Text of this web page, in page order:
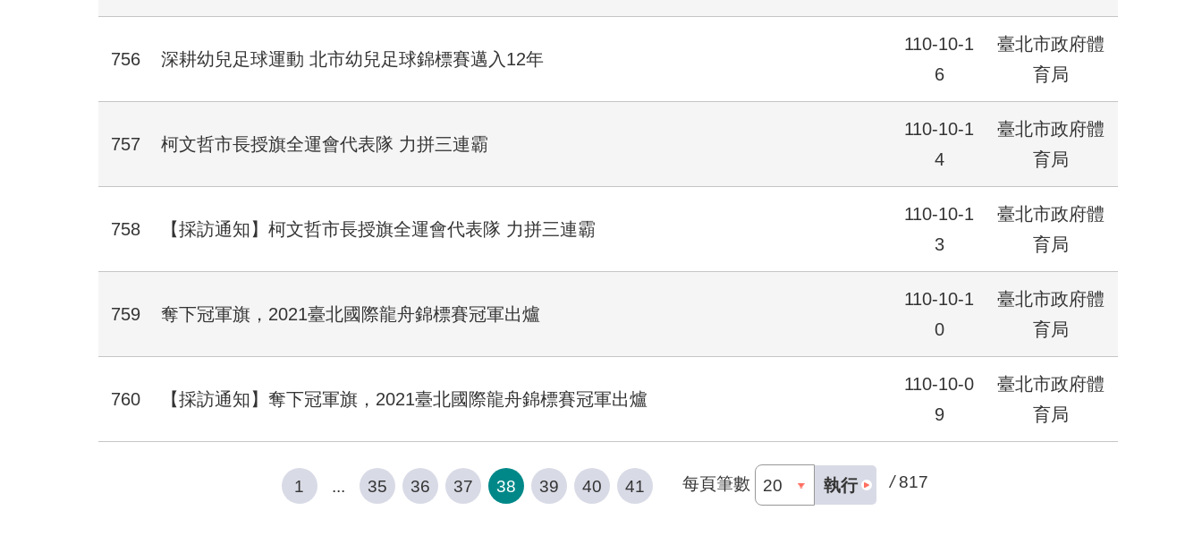
756 ​深耕幼兒足球運動 北市幼兒足球錦標賽邁入12年
110-10-1
6
臺北市政府體
育局
757 柯文哲市長授旗全運會代表隊 力拼三連霸
110-10-1
4
臺北市政府體
育局
758 【採訪通知】柯文哲市長授旗全運會代表隊 力拼三連霸
110-10-1
3
臺北市政府體
育局
759 奪下冠軍旗，2021臺北國際龍舟錦標賽冠軍出爐
110-10-1
0
臺北市政府體
育局
760 【採訪通知】奪下冠軍旗，2021臺北國際龍舟錦標賽冠軍出爐
110-10-0
9
臺北市政府體
育局
1 ... 35 36 37 38 39 40 41 每頁筆數 執行 / 817